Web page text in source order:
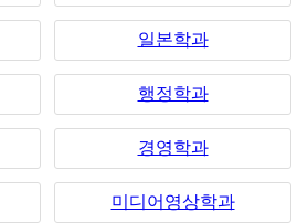
일본학과
행정학과
경영학과
미디어영상학과